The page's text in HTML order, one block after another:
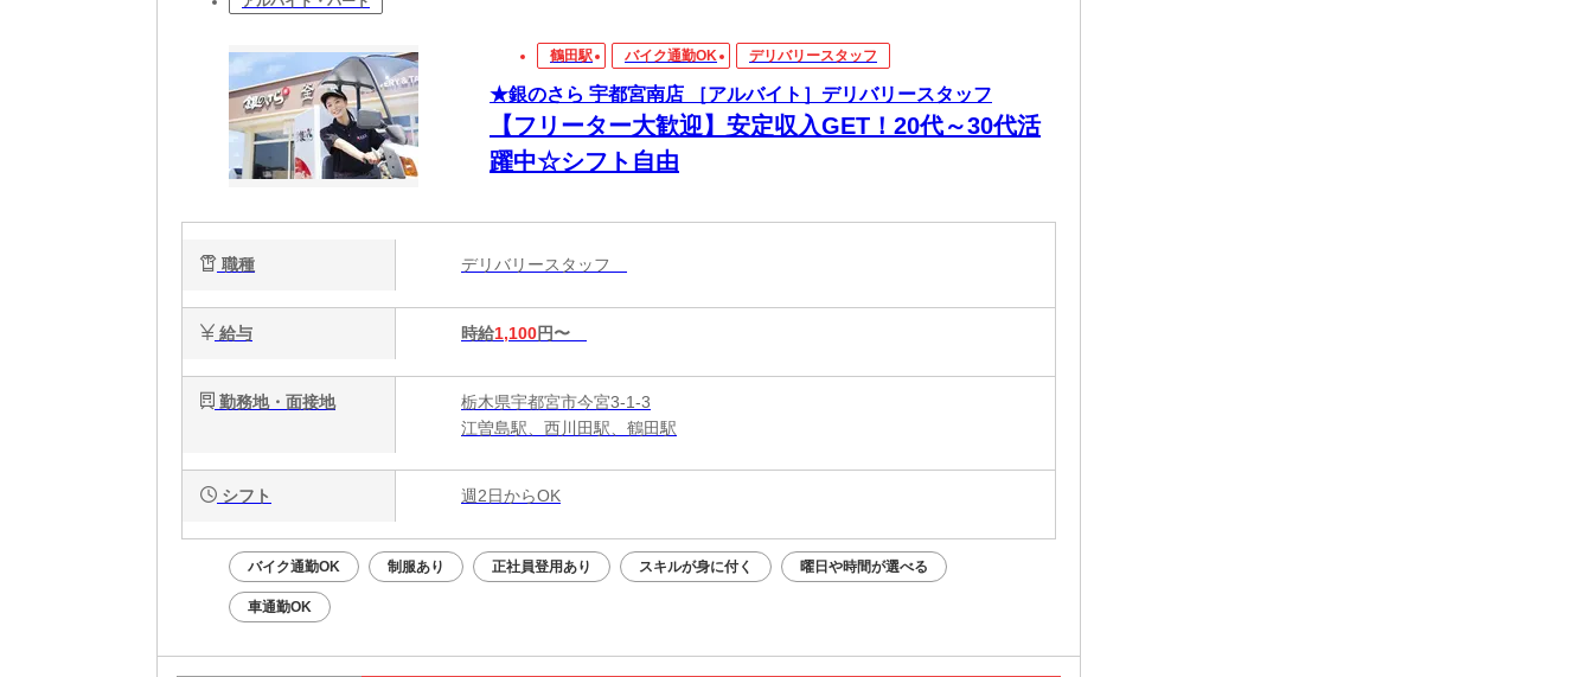
鶴田駅 バイク通勤OK デリバリースタッフ
★銀のさら 宇都宮南店 ［アルバイト］デリバリースタッフ
【フリーター大歓迎】安定収入GET！20代～30代活
躍中☆シフト自由
職種 デリバリースタッフ
給与 時給1,100円〜
勤務地・面接地
栃木県宇都宮市今宮3-1-3
江曽島駅、西川田駅、鶴田駅
シフト 週2日からOK
バイク通勤OK 制服あり 正社員登用あり スキルが身に付く 曜日や時間が選べる
車通勤OK